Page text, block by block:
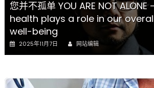
您并不孤单 YOU ARE NOT
health plays a role in our
well-being
Posted
2025年11月7日 Author
网站编辑